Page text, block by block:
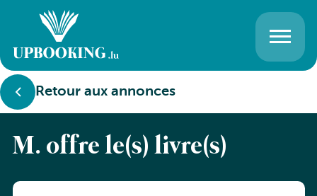
Retour aux annonces
M. offre le(s) livre(s)